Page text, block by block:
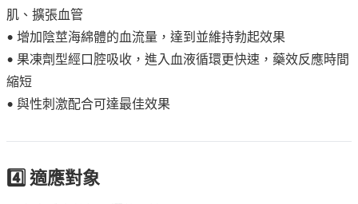
肌、擴張血管
• 增加陰莖海綿體的血流量，達到並維持勃起效果
• 果凍劑型經口腔吸收，進入血液循環更快速，藥效反應時間
縮短
• 與性刺激配合可達最佳效果
4️⃣ 適應對象